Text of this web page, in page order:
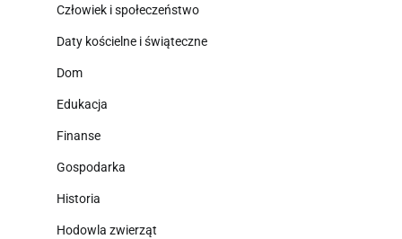
Człowiek i społeczeństwo
Daty kościelne i świąteczne
Dom
Edukacja
Finanse
Gospodarka
Historia
Hodowla zwierząt